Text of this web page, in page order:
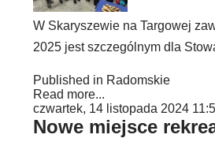
W Skaryszewie na Targowej
2025 jest szczególnym dla
Published in Radomskie
Read more...
czwartek, 14 listopada 2024
Nowe miejsce